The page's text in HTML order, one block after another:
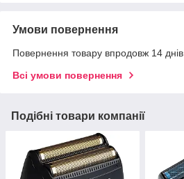
Умови повернення
Повернення товару впродовж 14
Всі умови повернення
Подібні товари компанії